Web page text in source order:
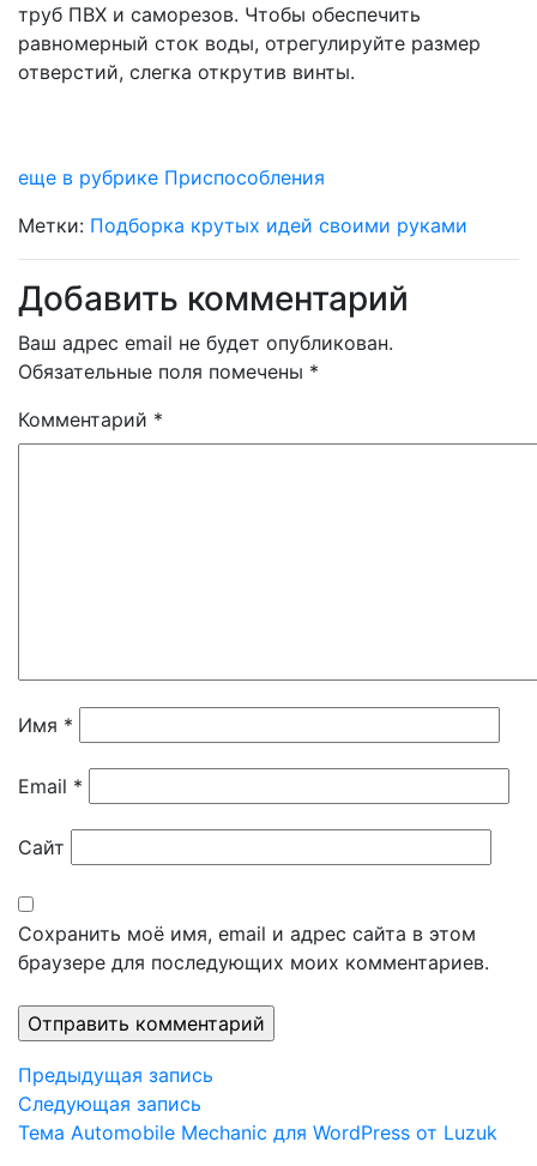
труб ПВХ и саморезов. Чтобы обеспечить
равномерный сток воды, отрегулируйте размер
отверстий, слегка открутив винты.
еще в рубрике Приспособления
Метки: Подборка крутых идей своими руками
Добавить комментарий
Ваш адрес email не будет опубликован.
Обязательные поля помечены *
Комментарий *
Имя *
Email *
Сайт
Сохранить моё имя, email и адрес сайта в этом
браузере для последующих моих комментариев.
Навигация
по
Предыдущая
запись
Предыдущая запись
Следующая
запись
Следующая запись
Тема Automobile Mechanic для WordPress от Luzuk